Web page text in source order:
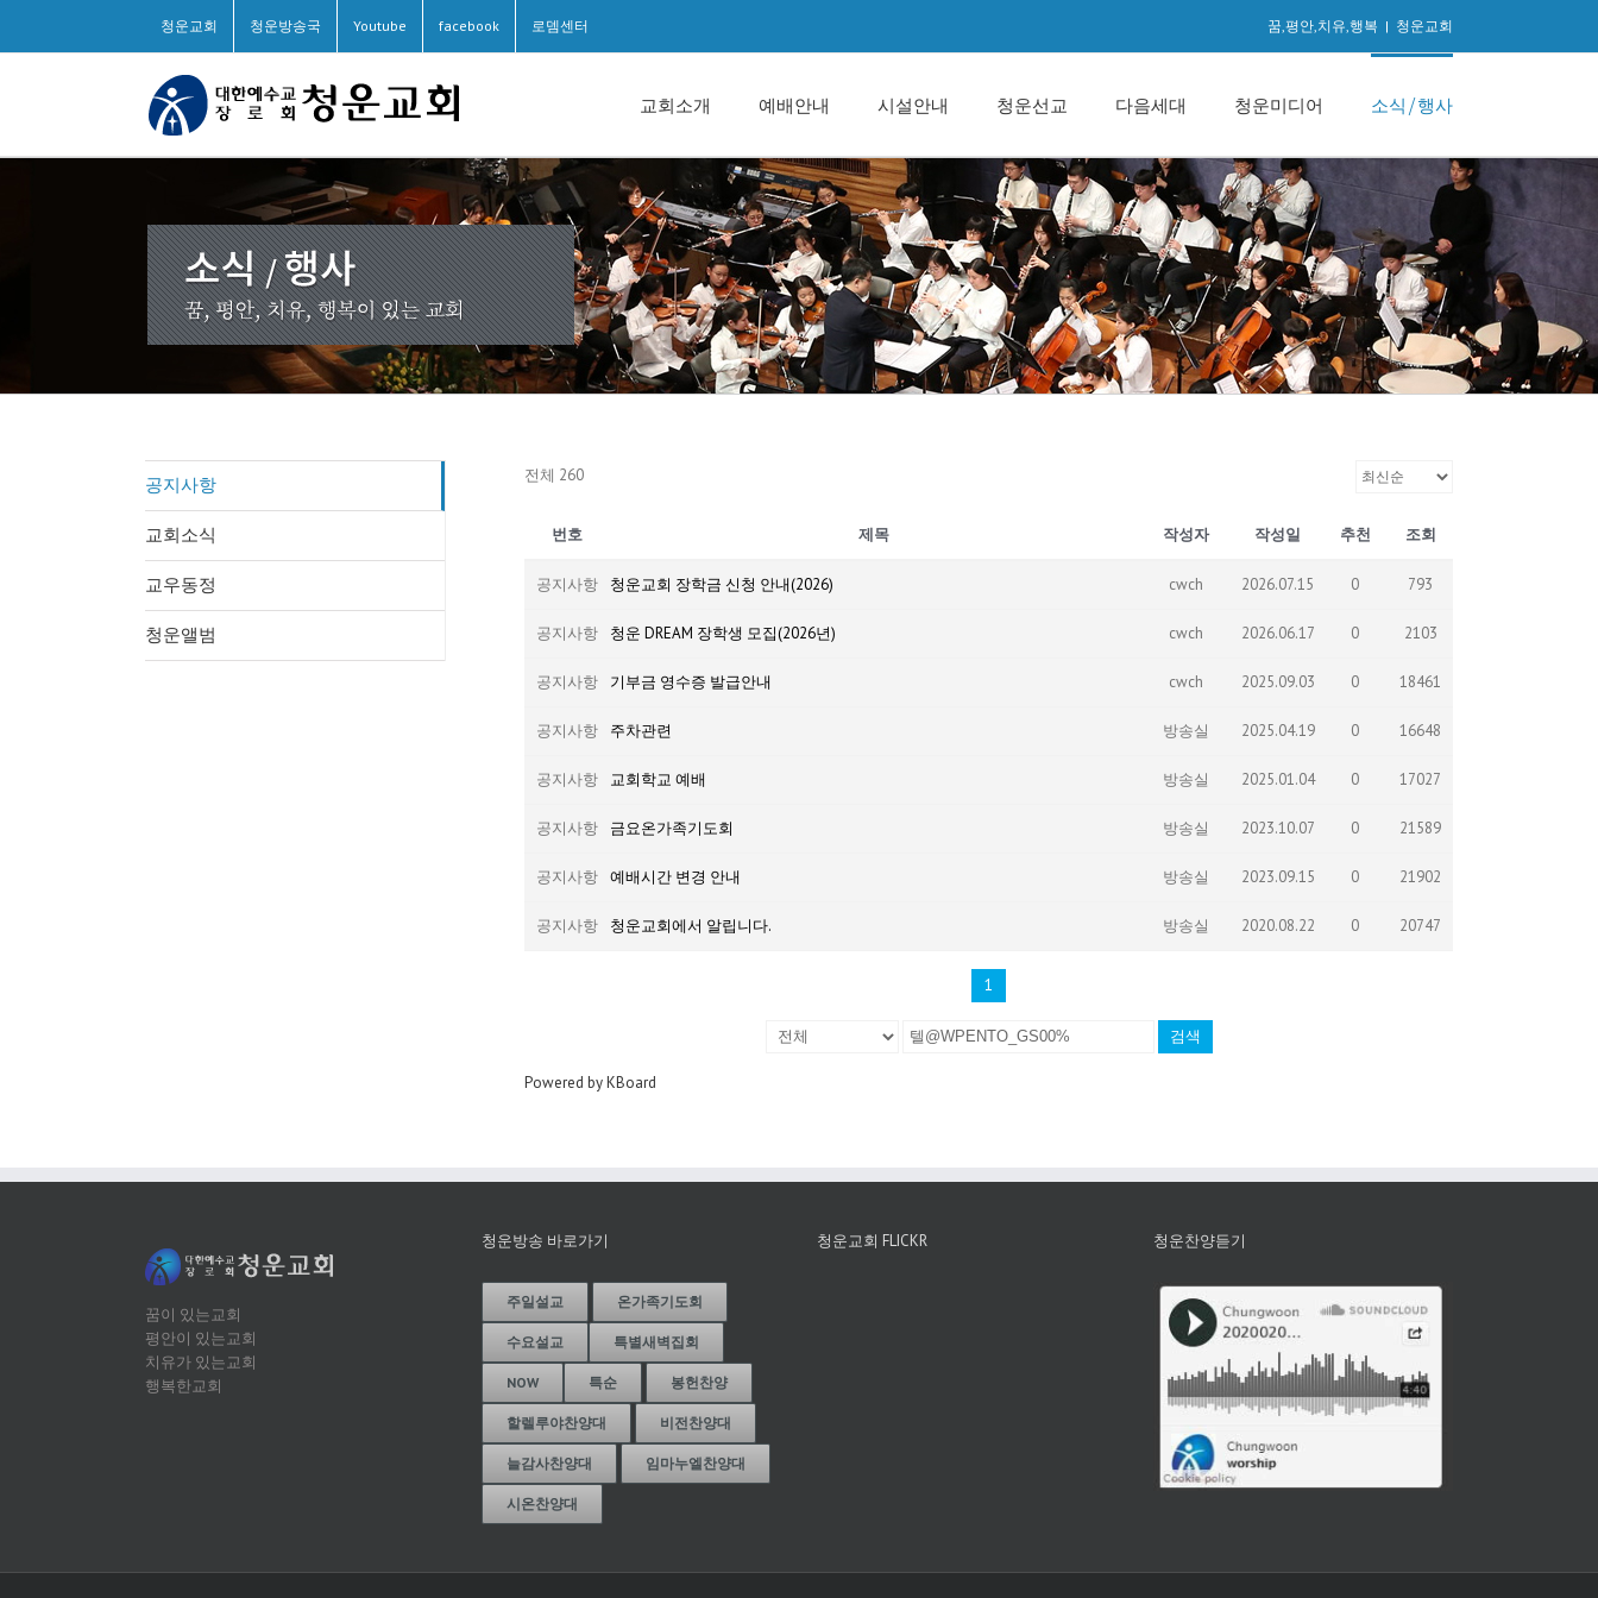
청운교회 청운방송국 Youtube facebook 로뎀센터 꿈,평안,치유,행복 | 청운교회
교회소개 예배안내 시설안내 청운선교 다음세대 청운미디어 소식/행사
전체 260
번호 제목 작성자 작성일 추천 조회
공지사항 청운교회 장학금 신청 안내(2026) cwch 2026.07.15 0 793
공지사항 청운 DREAM 장학생 모집(2026년) cwch 2026.06.17 0 2103
공지사항 기부금 영수증 발급안내 cwch 2025.09.03 0 18461
공지사항 주차관련 방송실 2025.04.19 0 16648
공지사항 교회학교 예배 방송실 2025.01.04 0 17027
공지사항 금요온가족기도회 방송실 2023.10.07 0 21589
공지사항 예배시간 변경 안내 방송실 2023.09.15 0 21902
공지사항 청운교회에서 알립니다. 방송실 2020.08.22 0 20747
1
검색
Powered by KBoard
공지사항
교회소식
교우동정
청운앨범
꿈이 있는교회
평안이 있는교회
치유가 있는교회
행복한교회
청운방송 바로가기
주일설교 온가족기도회
수요설교 특별새벽집회
NOW 특순 봉헌찬양
할렐루야찬양대 비전찬양대
늘감사찬양대 임마누엘찬양대
시온찬양대
청운교회 FLICKR 청운찬양듣기